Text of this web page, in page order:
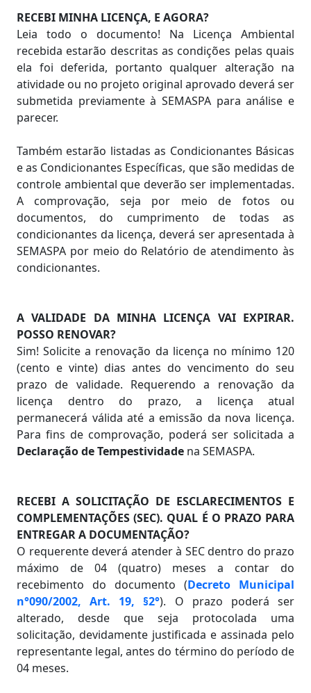
RECEBI MINHA LICENÇA, E AGORA?
Leia todo o documento! Na Licença Ambiental
recebida estarão descritas as condições pelas quais
ela foi deferida, portanto qualquer alteração na
atividade ou no projeto original aprovado deverá ser
submetida previamente à SEMASPA para análise e
parecer.
Também estarão listadas as Condicionantes Básicas
e as Condicionantes Específicas, que são medidas de
controle ambiental que deverão ser implementadas.
A comprovação, seja por meio de fotos ou
documentos, do cumprimento de todas as
condicionantes da licença, deverá ser apresentada à
SEMASPA por meio do Relatório de atendimento às
condicionantes.
A VALIDADE DA MINHA LICENÇA VAI EXPIRAR.
POSSO RENOVAR?
Sim! Solicite a renovação da licença no mínimo 120
(cento e vinte) dias antes do vencimento do seu
prazo de validade. Requerendo a renovação da
licença dentro do prazo, a licença atual
permanecerá válida até a emissão da nova licença.
Para fins de comprovação, poderá ser solicitada a
Declaração de Tempestividade na SEMASPA.
RECEBI A SOLICITAÇÃO DE ESCLARECIMENTOS E
COMPLEMENTAÇÕES (SEC). QUAL É O PRAZO PARA
ENTREGAR A DOCUMENTAÇÃO?
O requerente deverá atender à SEC dentro do prazo
máximo de 04 (quatro) meses a contar do
recebimento do documento (Decreto Municipal
n°090/2002, Art. 19, §2°). O prazo poderá ser
alterado, desde que seja protocolada uma
solicitação, devidamente justificada e assinada pelo
representante legal, antes do término do período de
04 meses.